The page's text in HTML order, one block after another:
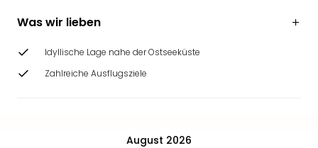
Was wir lieben
Idyllische Lage nahe der Ostseeküste
Zahlreiche Ausflugsziele
August 2026